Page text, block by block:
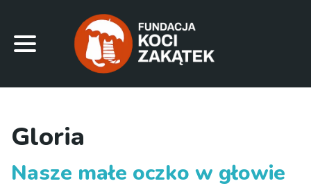
Gloria
Nasze małe oczko w głowie